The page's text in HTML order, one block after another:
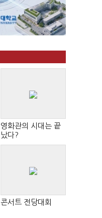
영화관의 시대는 끝
났다?
콘서트 전당대회